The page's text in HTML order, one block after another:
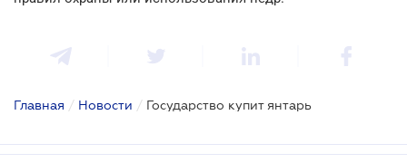
Главная / Новости / Государство купит янтарь